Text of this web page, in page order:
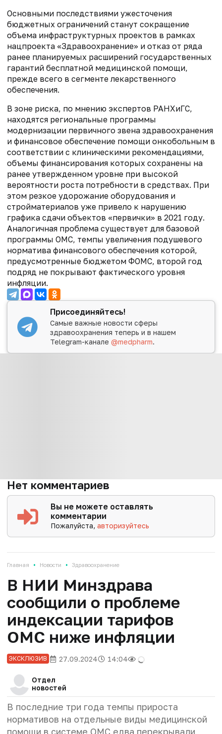
Основными последствиями ужесточения
бюджетных ограничений станут сокращение
объема инфраструктурных проектов в рамках
нацпроекта «Здравоохранение» и отказ от ряда
ранее планируемых расширений государственных
гарантий бесплатной медицинской помощи,
прежде всего в сегменте лекарственного
обеспечения.
В зоне риска, по мнению экспертов РАНХиГС,
находятся региональные программы
модернизации первичного звена здравоохранения
и финансовое обеспечение помощи онкобольным в
соответствии с клиническими рекомендациями,
объемы финансирования которых сохранены на
ранее утвержденном уровне при высокой
вероятности роста потребности в средствах. При
этом резкое удорожание оборудования и
стройматериалов уже привело к нарушению
графика сдачи объектов «первички» в 2021 году.
Аналогичная проблема существует для базовой
программы ОМС, темпы увеличения подушевого
норматива финансового обеспечения которой,
предусмотренные бюджетом ФОМС, второй год
подряд не покрывают фактического уровня
инфляции.
Присоединяйтесь!
Самые важные новости сферы
здравоохранения теперь и в нашем
Telegram-канале@medpharm.
Нет комментариев
Вы не можете оставлять
комментарии
Пожалуйста,авторизуйтесь
Главная • Новости • Здравоохранение
В НИИ Минздрава
сообщили о проблеме
индексации тарифов
ОМС ниже инфляции
ЭКСКЛЮЗИВ 27.09.2024 14:04
Отдел
новостей
В последние три года темпы прироста
нормативов на отдельные виды медицинской
помощи в системе ОМС едва перекрывали